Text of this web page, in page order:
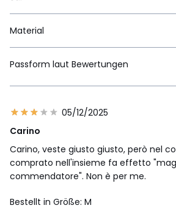
Material
Passform laut Bewertungen
05/12/2025
Carino
Carino, veste giusto giusto, però nel
comprato nell'insieme fa effetto
commendatore". Non è per me.
Bestellt in Größe: M